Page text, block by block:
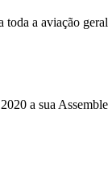
a aviação
a sua